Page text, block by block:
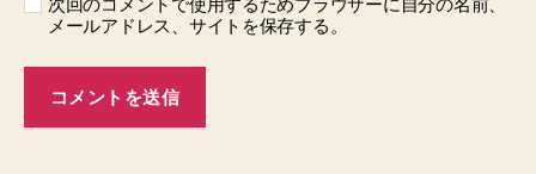
次回のコメントで使用するためブラウザーに自分の名前、
メールアドレス、サイトを保存する。